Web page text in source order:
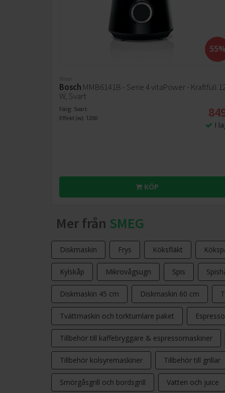
55%
Mixer
Bosch MMB6141B - Serie 4 vitaPower - Kraftfull
W, Svart
Färg: Svart
Effekt (w): 1200
I
KÖP
Mer från SMEG
Diskmaskin Frys Köksfläkt
Kylskåp Mikrovågsugn Spis
Diskmaskin 45 cm Diskmaskin 60 cm
Tvättmaskin och torktumlare paket
Tillbehör till kaffebryggare & espressomaskiner
Tillbehör kolsyremaskiner Tillbehör till grillar
Smörgåsgrill och bordsgrill Vatten och juice